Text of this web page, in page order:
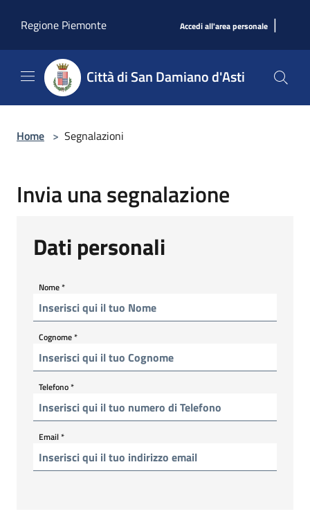
Regione Piemonte
Accedi all'area personale |
Città di San Damiano d'Asti
Home > Segnalazioni
Invia una segnalazione
Dati personali
Nome*
Cognome*
Telefono*
Email*